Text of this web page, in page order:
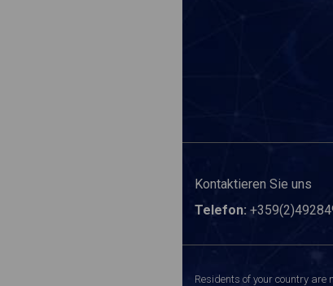
Kontaktieren Sie uns
Telefon:
Residents of your country